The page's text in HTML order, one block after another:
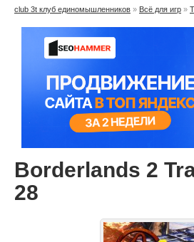
club 3t клуб единомышленников » Всё для игр »
Borderlands 2
28